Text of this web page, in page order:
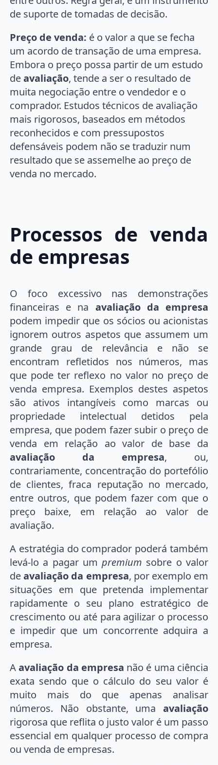
de suporte de tomadas de decisão.
Preço de venda: é o valor a que se fecha
um acordo de transação de uma empresa.
Embora o preço possa partir de um estudo
deavaliação, tende a ser o resultado de
muita negociação entre o vendedor e o
comprador. Estudos técnicos de avaliação
mais rigorosos, baseados em métodos
reconhecidos e com pressupostos
defensáveis podem não se traduzir num
resultado que se assemelhe ao preço de
venda no mercado.
Processos de venda
de empresas
O foco excessivo nas demonstrações
financeiras e na avaliação da empresa
podem impedir que os sócios ou acionistas
ignorem outros aspetos que assumem um
grande grau de relevância e não se
encontram refletidos nos números, mas
que pode ter reflexo no valor no preço de
venda empresa. Exemplos destes aspetos
são ativos intangíveis como marcas ou
propriedade intelectual detidos pela
empresa, que podem fazer subir o preço de
venda em relação ao valor de base da
avaliação da empresa, ou,
contrariamente, concentração do portefólio
de clientes, fraca reputação no mercado,
entre outros, que podem fazer com que o
preço baixe, em relação ao valor de
avaliação.
A estratégia do comprador poderá também
levá-lo a pagar umpremium sobre o valor
deavaliação da empresa, por exemplo em
situações em que pretenda implementar
rapidamente o seu plano estratégico de
crescimento ou até para agilizar o processo
e impedir que um concorrente adquira a
empresa.
Aavaliação da empresa não é uma ciência
exata sendo que o cálculo do seu valor é
muito mais do que apenas analisar
números. Não obstante, uma avaliação
rigorosa que reflita o justo valor é um passo
essencial em qualquer processo de compra
ou venda de empresas.